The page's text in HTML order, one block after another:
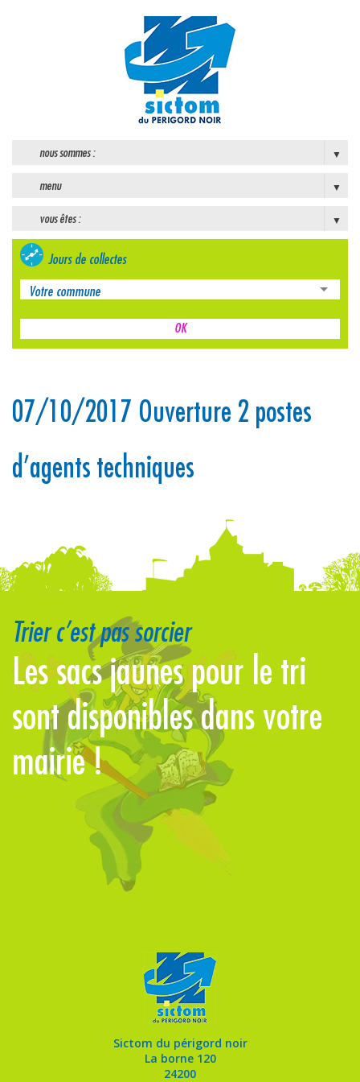
nous sommes :
menu
vous êtes :
Jours de collectes
07/10/2017 Ouverture 2 postes
d’agents techniques
Trier c’est pas sorcier
Les sacs jaunes pour le tri
sont disponibles dans votre
mairie !
Sictom du périgord noir
La borne 120
24200